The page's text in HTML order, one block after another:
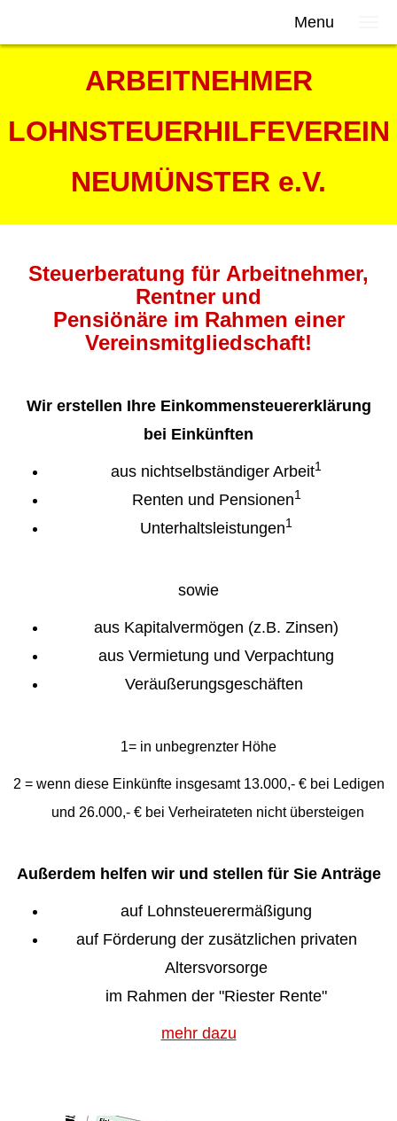
Menu
ARBEITNEHMER
LOHNSTEUERHILFEVEREIN
NEUMÜNSTER e.V.
Steuerberatung für Arbeitnehmer,
Rentner und
Pensiönäre im Rahmen einer
Vereinsmitgliedschaft!
Wir erstellen Ihre Einkommensteuererklärung
bei Einkünften
aus nichtselbständiger Arbeit1
Renten und Pensionen1
Unterhaltsleistungen1
sowie
aus Kapitalvermögen (z.B. Zinsen)
aus Vermietung und Verpachtung
Veräußerungsgeschäften
​1= in unbegrenzter Höhe
2 = wenn diese Einkünfte insgesamt 13.000,- € bei Ledigen
und 26.000,- € bei Verheirateten nicht übersteigen
Außerdem helfen wir und stellen für Sie Anträge
auf Lohnsteuerermäßigung
auf Förderung der zusätzlichen privaten
Altersvorsorge
im Rahmen der "Riester Rente"
mehr dazu